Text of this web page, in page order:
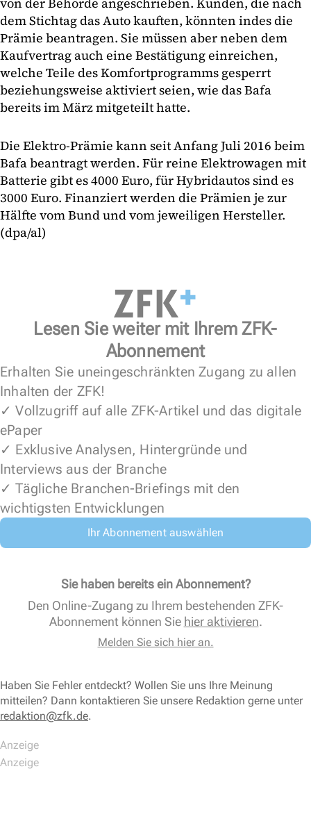
dem Stichtag das Auto kauften, könnten indes die
Prämie beantragen. Sie müssen aber neben dem
Kaufvertrag auch eine Bestätigung einreichen,
welche Teile des Komfortprogramms gesperrt
beziehungsweise aktiviert seien, wie das Bafa
bereits im März mitgeteilt hatte.
Die Elektro-Prämie kann seit Anfang Juli 2016 beim
Bafa beantragt werden. Für reine Elektrowagen mit
Batterie gibt es 4000 Euro, für Hybridautos sind es
3000 Euro. Finanziert werden die Prämien je zur
Hälfte vom Bund und vom jeweiligen Hersteller.
(dpa/al)
Lesen Sie weiter mit Ihrem ZFK-
Abonnement
Erhalten Sie uneingeschränkten Zugang zu allen
Inhalten der ZFK!
✓ Vollzugriff auf alle ZFK-Artikel und das digitale
ePaper
✓ Exklusive Analysen, Hintergründe und
Interviews aus der Branche
✓ Tägliche Branchen-Briefings mit den
wichtigsten Entwicklungen
Ihr Abonnement auswählen
Sie haben bereits ein Abonnement?
Den Online-Zugang zu Ihrem bestehenden ZFK-
Abonnement können Sie hier aktivieren.
Melden Sie sich hier an.
Haben Sie Fehler entdeckt? Wollen Sie uns Ihre Meinung
mitteilen? Dann kontaktieren Sie unsere Redaktion gerne unter
redaktion@zfk.de.